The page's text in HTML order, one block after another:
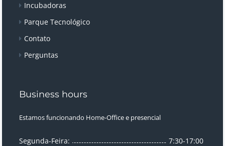
Incubadoras
Parque Tecnológico
Contato
Perguntas
Business hours
Estamos funcionando Home-Office e presencial
Segunda-Feira: 7:30-17:00